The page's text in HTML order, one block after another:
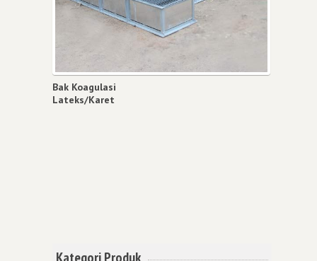
Bak Koagulasi
Lateks/Karet